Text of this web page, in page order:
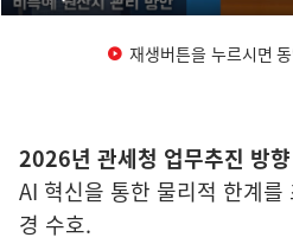
재생버튼을 누르시면
2026년 관세청 업무추진 방향
AI 혁신을 통한 물리적 한계
경 수호.